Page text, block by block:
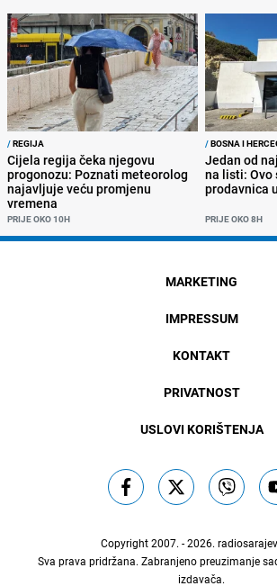
/REGIJA
Cijela regija čeka njegovu
progonozu: Poznati meteorolog
najavljuje veću promjenu
vremena
PRIJE OKO 10H
/BOSNA I
Jedan od
na listi: Ovo
prodavnica
PRIJE OKO 8H
MARKETING
IMPRESSUM
KONTAKT
PRIVATNOST
USLOVI KORIŠTENJA
Copyright 2007. - 2026.
Sva prava pridržana. Zabranjeno preuzimanje
izdavača.